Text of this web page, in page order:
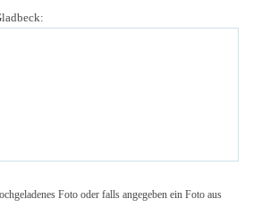
Foto oder falls angegeben ein Foto aus